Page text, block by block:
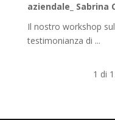
aziendale_ Sabrina
Il nostro workshop
testimonianza di ...
1 di